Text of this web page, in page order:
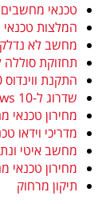
טכנאי
המלצות
מחשב לא נדלק
תחזוקת
התקנת ווינדוס 10
שדרוג ל-Windows 10
מחירון טכנאי
מדריכי וידאו
מחשב איטי
מחירון טכנאי
תיקון מרחוק